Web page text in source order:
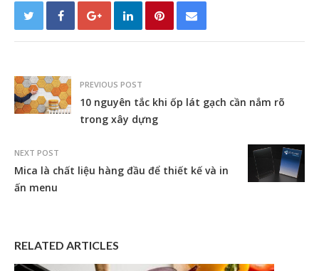
PREVIOUS POST
10 nguyên tắc khi ốp lát gạch cần nắm rõ
trong xây dựng
NEXT POST
Mica là chất liệu hàng đầu để thiết kế và in
ấn menu
RELATED ARTICLES